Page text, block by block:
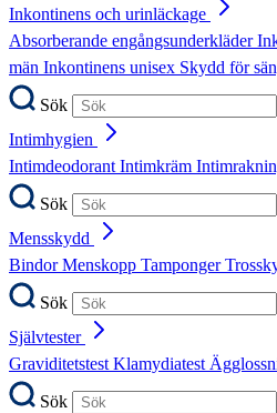
Inkontinens och urinläckage
Absorberande engångsunderkläder
män Inkontinens unisex Skydd för
Sök
Intimhygien
IntimdeodorantIntimkräm
Sök
Mensskydd
BindorMenskopp Tamponger
Sök
Självtester
GraviditetstestKlamydiatest
Sök